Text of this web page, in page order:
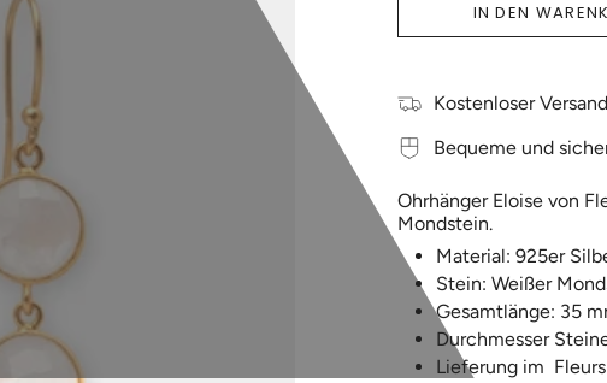
IN DEN
Kostenloser
Bequeme und
Ohrhänger Eloise von
Mondstein.
Material: 925er
Stein: Weißer
Gesamtlänge: 35
Durchmesser
Lieferung im F